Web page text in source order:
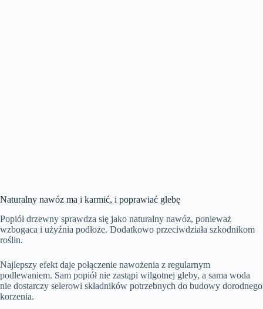
Naturalny nawóz ma i karmić, i poprawiać glebę
Popiół drzewny sprawdza się jako naturalny nawóz, ponieważ
wzbogaca i użyźnia podłoże. Dodatkowo przeciwdziała szkodnikom
roślin.
Najlepszy efekt daje połączenie nawożenia z regularnym
podlewaniem. Sam popiół nie zastąpi wilgotnej gleby, a sama woda
nie dostarczy selerowi składników potrzebnych do budowy dorodnego
korzenia.